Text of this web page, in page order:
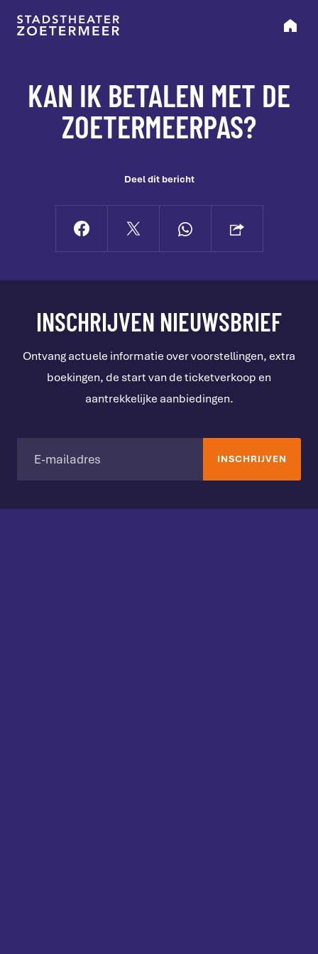
KAN IK BETALEN MET DE
ZOETERMEERPAS?
Deel dit bericht
INSCHRIJVEN NIEUWSBRIEF
Ontvang actuele informatie over voorstellingen, extra
boekingen, de start van de ticketverkoop en
aantrekkelijke aanbiedingen.